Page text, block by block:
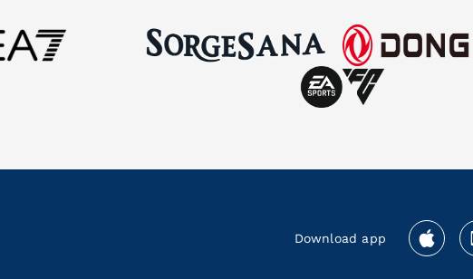
Download app